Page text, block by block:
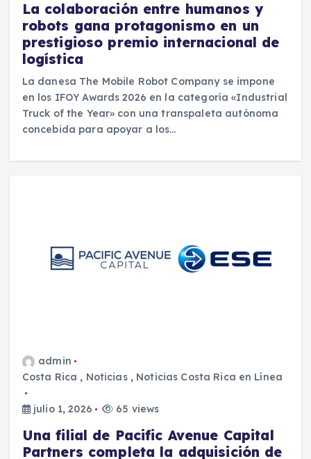
La colaboración entre humanos y
robots gana protagonismo en un
prestigioso premio internacional de
logística
La danesa The Mobile Robot Company se impone
en los IFOY Awards 2026 en la categoría «Industrial
Truck of the Year» con una transpaleta autónoma
concebida para apoyar a los…
admin
Costa Rica , Noticias, Noticias Costa Rica en Línea
julio 1, 2026 65 views
Una filial de Pacific Avenue Capital
Partners completa la adquisición de